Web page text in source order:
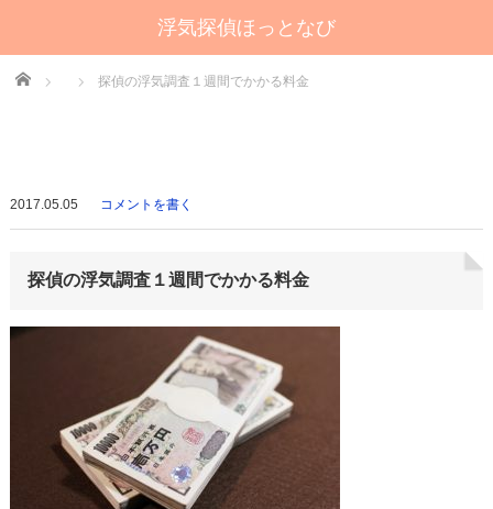
浮気探偵ほっとなび
Home 探偵の浮気調査１週間でかかる料金
2017.05.05 コメントを書く
探偵の浮気調査１週間でかかる料金